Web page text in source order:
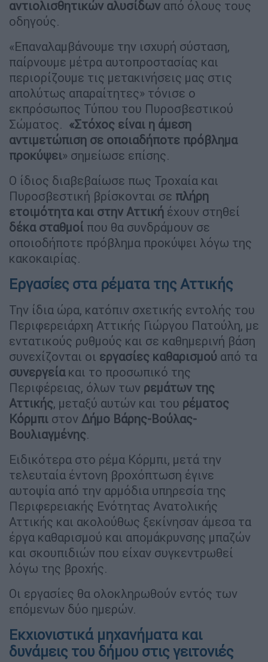
αντιολισθητικών αλυσίδων από όλους τους
οδηγούς.
«Επαναλαμβάνουμε την ισχυρή σύσταση,
παίρνουμε μέτρα αυτοπροστασίας και
περιορίζουμε τις μετακινήσεις μας στις
απολύτως απαραίτητες» τόνισε ο
εκπρόσωπος Τύπου του Πυροσβεστικού
Σώματος. «Στόχος είναι η άμεση
αντιμετώπιση σε οποιαδήποτε πρόβλημα
προκύψει» σημείωσε επίσης.
Ο ίδιος διαβεβαίωσε πως Τροχαία και
Πυροσβεστική βρίσκονται σε πλήρη
ετοιμότητα και στην Αττική έχουν στηθεί
δέκα σταθμοί που θα συνδράμουν σε
οποιοδήποτε πρόβλημα προκύψει λόγω της
κακοκαιρίας.
Εργασίες στα ρέματα της Αττικής
Την ίδια ώρα, κατόπιν σχετικής εντολής του
Περιφερειάρχη Αττικής Γιώργου Πατούλη, με
εντατικούς ρυθμούς και σε καθημερινή βάση
συνεχίζονται οι εργασίες καθαρισμού από τα
συνεργείακαι το προσωπικό της
Περιφέρειας, όλων των ρεμάτων της
Αττικής, μεταξύ αυτών και του ρέματος
Κόρμπι στον Δήμο Βάρης-Βούλας-
Βουλιαγμένης.
Ειδικότερα στο ρέμα Κόρμπι, μετά την
τελευταία έντονη βροχόπτωση έγινε
αυτοψία από την αρμόδια υπηρεσία της
Περιφερειακής Ενότητας Ανατολικής
Αττικής και ακολούθως ξεκίνησαν άμεσα τα
έργα καθαρισμού και απομάκρυνσης μπαζών
και σκουπιδιών που είχαν συγκεντρωθεί
λόγω της βροχής.
Οι εργασίες θα ολοκληρωθούν εντός των
επόμενων δύο ημερών.
Εκχιονιστικά μηχανήματα και
δυνάμεις του δήμου στις γειτονιές